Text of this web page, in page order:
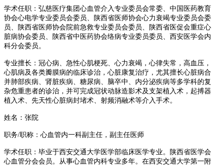
学术任职：弘慈医疗集团心血管介入专业委员会常委、中国医药教育
协会心电学专业委员会委员、陕西省医师协会心力衰竭专业委员会委
员、陕西省医师协会院前急救专业委员会委员、陕西省医促会重症心
脏病协会委员、陕西省中医药协会络病专业委员委员、西安医学会内
科分会委员。
专业擅长：冠心病、 急性心肌梗死、心力衰竭，心律失常，高血压，
心肌病及各类瓣膜病的临床诊治，心脏康复治疗，尤其擅长心脏病合
并肺部疾病、肾脏疾病、糖尿病、脑卒中、内分泌疾病等多学科的复
杂危重患者的诊治，并可完成冠状动脉造影术及支架植入术，起搏器
植入术、 先天性心脏病封堵术、射频消融术等介入手术。
姓名： 张院
职务/职称： 心血管内一科副主任，副主任医师
学术任职：毕业于西安交通大学医学部临床医学专业。陕西省医学会
心血管分会会员。从事心血管内科专业多年。在西安交通大学第一附